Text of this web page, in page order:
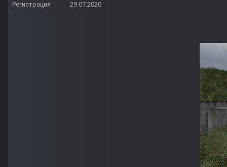
Регистрация
29.07.2020